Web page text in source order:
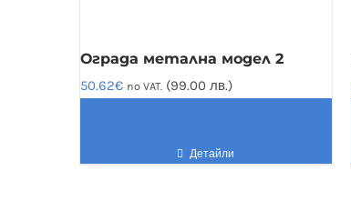
Ограда метална модел 2
50.62€ no VAT. (99.00 лв.)
Детайли